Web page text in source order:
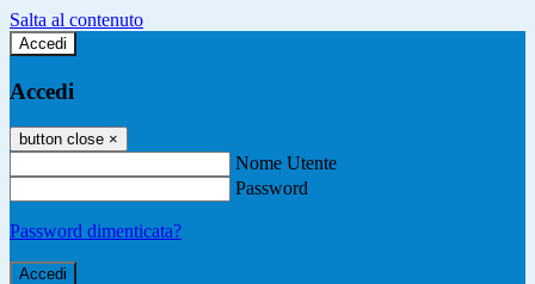
Salta al contenuto
Accedi
Accedi
button close ×
Nome Utente
Password
Password dimenticata?